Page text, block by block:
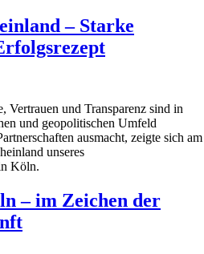
– Starke
Vertrauen und Transparenz sind in
und geopolitischen Umfeld
ausmacht, zeigte sich am
unseres
Köln.
– im Zeichen der